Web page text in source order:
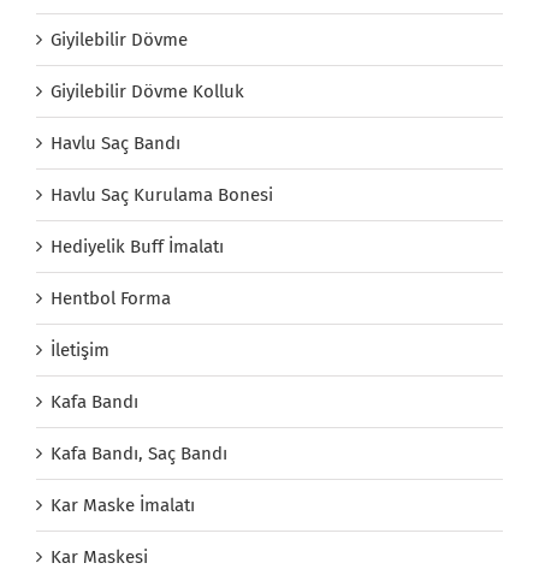
Giyilebilir Dövme
Giyilebilir Dövme Kolluk
Havlu Saç Bandı
Havlu Saç Kurulama Bonesi
Hediyelik Buff İmalatı
Hentbol Forma
İletişim
Kafa Bandı
Kafa Bandı, Saç Bandı
Kar Maske İmalatı
Kar Maskesi